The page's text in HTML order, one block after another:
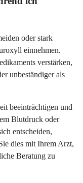
oder stark
einnehmen.
verstärken,
unbeständiger als
beeinträchtigen und
Blutdruck oder
entscheiden,
dies mit Ihrem Arzt,
Beratung zu